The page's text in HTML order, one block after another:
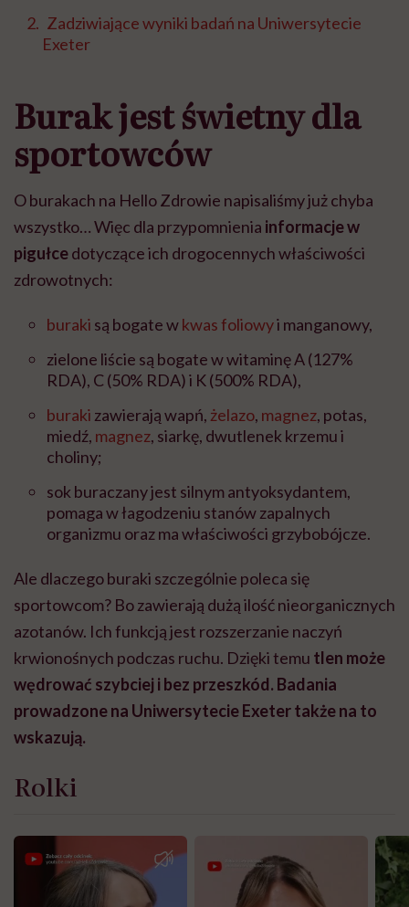
Zadziwiające wyniki badań na Uniwersytecie
Exeter
Burak jest świetny dla
sportowców
O burakach na Hello Zdrowie napisaliśmy już chyba
wszystko… Więc dla przypomnienia informacje w
pigułcedotyczące ich drogocennych właściwości
zdrowotnych:
buraki są bogate wkwas foliowyi manganowy,
zielone liście są bogate w witaminę A (127%
RDA), C (50% RDA) i K (500% RDA),
buraki zawierają wapń, żelazo, magnez, potas,
miedź, magnez, siarkę, dwutlenek krzemu i
choliny;
sok buraczany jest silnym antyoksydantem,
pomaga w łagodzeniu stanów zapalnych
organizmu oraz ma właściwości grzybobójcze.
Ale dlaczego buraki szczególnie poleca się
sportowcom? Bo zawierają dużą ilość nieorganicznych
azotanów. Ich funkcją jest rozszerzanie naczyń
krwionośnych podczas ruchu. Dzięki temu tlen może
wędrować szybciej i bez przeszkód. Badania
prowadzone na Uniwersytecie Exeter także na to
wskazują.
Rolki